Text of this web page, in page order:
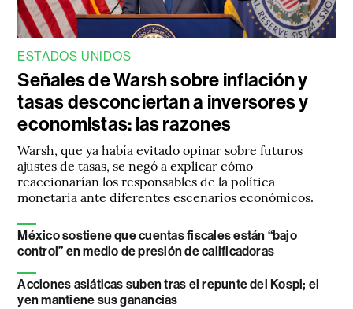
ESTADOS UNIDOS
Señales de Warsh sobre inflación y
tasas desconciertan a inversores y
economistas: las razones
Warsh, que ya había evitado opinar sobre futuros
ajustes de tasas, se negó a explicar cómo
reaccionarían los responsables de la política
monetaria ante diferentes escenarios económicos.
México sostiene que cuentas fiscales están “bajo
control” en medio de presión de calificadoras
Acciones asiáticas suben tras el repunte del Kospi; el
yen mantiene sus ganancias